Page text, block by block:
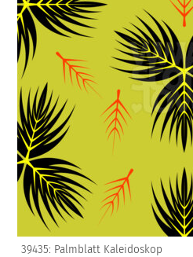
39435: Palmblatt Kaleidoskop